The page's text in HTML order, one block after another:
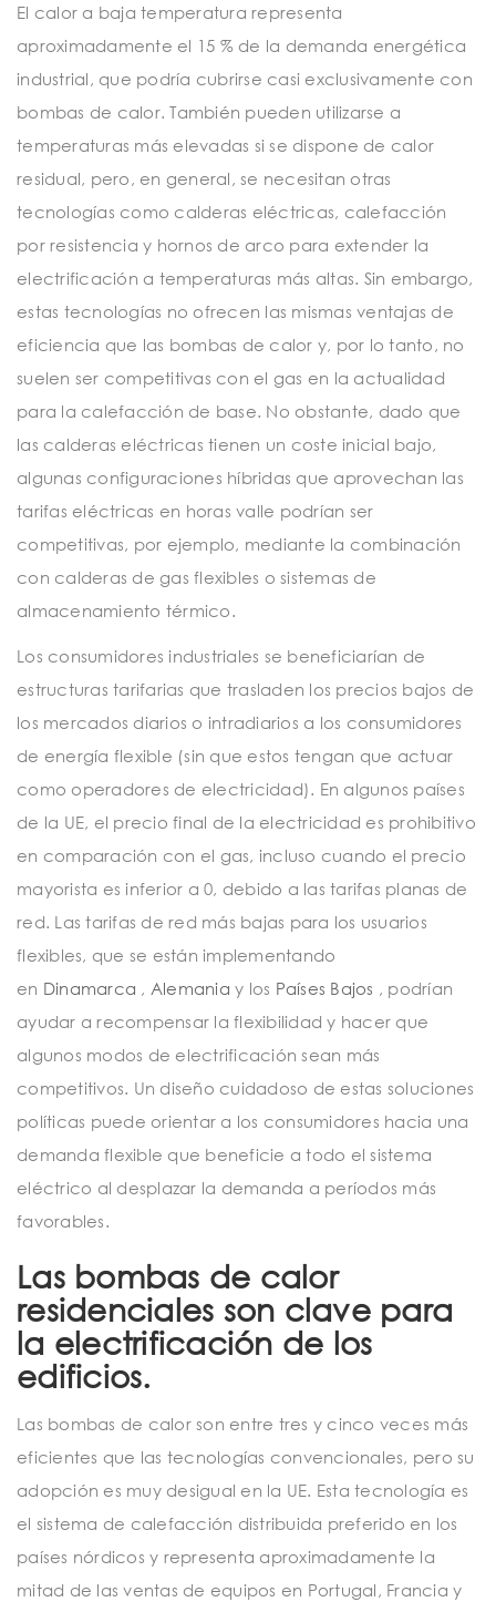
El calor a baja temperatura representa
aproximadamente el 15 % de la demanda energética
industrial, que podría cubrirse casi exclusivamente con
bombas de calor. También pueden utilizarse a
temperaturas más elevadas si se dispone de calor
residual, pero, en general, se necesitan otras
tecnologías como calderas eléctricas, calefacción
por resistencia y hornos de arco para extender la
electrificación a temperaturas más altas. Sin embargo,
estas tecnologías no ofrecen las mismas ventajas de
eficiencia que las bombas de calor y, por lo tanto, no
suelen ser competitivas con el gas en la actualidad
para la calefacción de base. No obstante, dado que
las calderas eléctricas tienen un coste inicial bajo,
algunas configuraciones híbridas que aprovechan las
tarifas eléctricas en horas valle podrían ser
competitivas, por ejemplo, mediante la combinación
con calderas de gas flexibles o sistemas de
almacenamiento térmico.
Los consumidores industriales se beneficiarían de
estructuras tarifarias que trasladen los precios bajos de
los mercados diarios o intradiarios a los consumidores
de energía flexible (sin que estos tengan que actuar
como operadores de electricidad). En algunos países
de la UE, el precio final de la electricidad es prohibitivo
en comparación con el gas, incluso cuando el precio
mayorista es inferior a 0, debido a las tarifas planas de
red. Las tarifas de red más bajas para los usuarios
flexibles, que se están implementando
en Dinamarca , Alemania y los Países Bajos , podrían
ayudar a recompensar la flexibilidad y hacer que
algunos modos de electrificación sean más
competitivos. Un diseño cuidadoso de estas soluciones
políticas puede orientar a los consumidores hacia una
demanda flexible que beneficie a todo el sistema
eléctrico al desplazar la demanda a períodos más
favorables.
Las bombas de calor
residenciales son clave para
la electrificación de los
edificios.
Las bombas de calor son entre tres y cinco veces más
eficientes que las tecnologías convencionales, pero su
adopción es muy desigual en la UE. Esta tecnología es
el sistema de calefacción distribuida preferido en los
países nórdicos y representa aproximadamente la
mitad de las ventas de equipos en Portugal, Francia y